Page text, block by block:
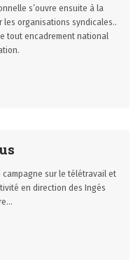
s’ouvre ensuite à la
les organisations syndicales..
tout encadrement national
campagne sur le télétravail et
en direction des Ingés